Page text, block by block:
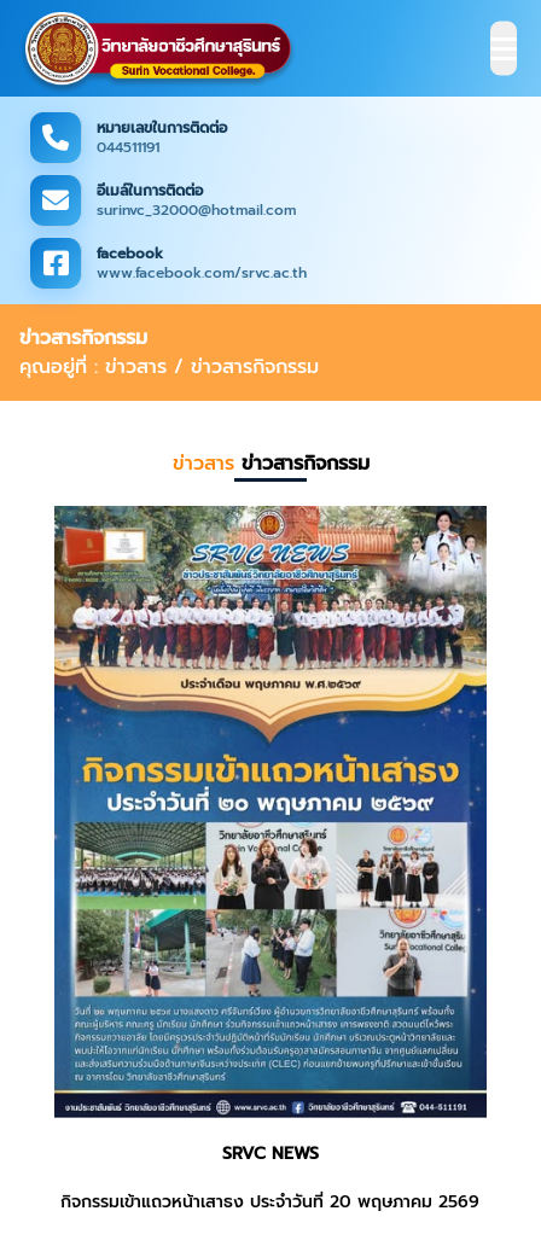
หมายเลขในการติดต่อ
044511191
อีเมล์ในการติดต่อ
surinvc_32000@hotmail.com
facebook
www.facebook.com/srvc.ac.th
ข่าวสารกิจกรรม
คุณอยู่ที่ : ข่าวสาร / ข่าวสารกิจกรรม
ข่าวสารข่าวสารกิจกรรม
SRVC NEWS
กิจกรรมเข้าแถวหน้าเสาธง ประจำวันที่ 20 พฤษภาคม 2569